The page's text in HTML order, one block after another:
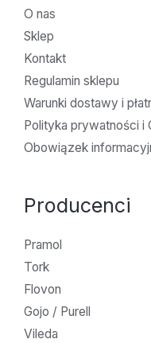
O nas
Sklep
Kontakt
Regulamin sklepu
Warunki dostawy i
Polityka prywatności i
Obowiązek
Producenci
Pramol
Tork
Flovon
Gojo / Purell
Vileda